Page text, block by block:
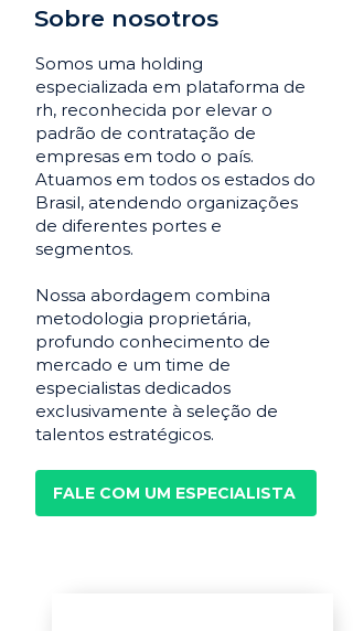
Sobre nosotros
Somos uma holding
especializada em plataforma de
rh, reconhecida por elevar o
padrão de contratação de
empresas em todo o país.
Atuamos em todos os estados do
Brasil, atendendo organizações
de diferentes portes e
segmentos.
Nossa abordagem combina
metodologia proprietária,
profundo conhecimento de
mercado e um time de
especialistas dedicados
exclusivamente à seleção de
talentos estratégicos.
FALE COM UM ESPECIALISTA